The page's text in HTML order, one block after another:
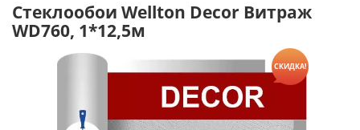
Стеклообои Wellton Decor Витраж
WD760, 1*12,5м
СКИДКА!